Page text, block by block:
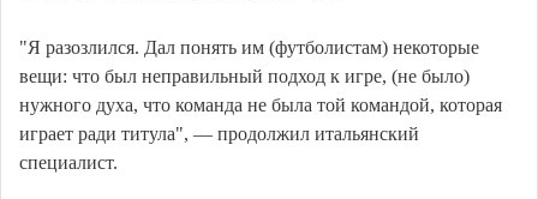
"Я разозлился. Дал понять им (футболистам) некоторые
вещи: что был неправильный подход к игре, (не было)
нужного духа, что команда не была той командой, которая
играет ради титула", — продолжил итальянский
специалист.